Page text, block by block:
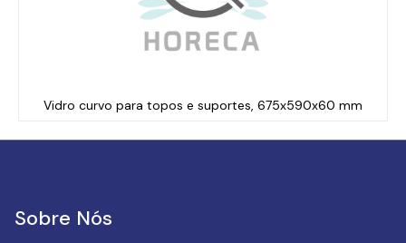
Vidro curvo para topos e suportes, 675x590x60 mm
Sobre Nós